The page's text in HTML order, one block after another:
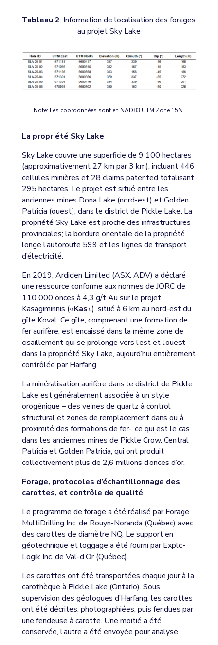
Tableau 2: Information de localisation des forages
au projet Sky Lake
Note: Les coordonnées sont en NAD83 UTM Zone 15N.
La propriété Sky Lake
Sky Lake couvre une superficie de 9 100 hectares
(approximativement 27 km par 3 km), incluant 446
cellules minières et 28 claims patented totalisant
295 hectares. Le projet est situé entre les
anciennes mines Dona Lake (nord-est) et Golden
Patricia (ouest), dans le district de Pickle Lake. La
propriété Sky Lake est proche des infrastructures
provinciales; la bordure orientale de la propriété
longe l’autoroute 599 et les lignes de transport
d’électricité.
En 2019, Ardiden Limited (ASX: ADV) a déclaré
une ressource conforme aux normes de JORC de
110 000 onces à 4,3 g/t Au sur le projet
Kasagiminnis («Kas»), situé à 6 km au nord-est du
gîte Koval. Ce gîte, comprenant une formation de
fer aurifère, est encaissé dans la même zone de
cisaillement qui se prolonge vers l’est et l’ouest
dans la propriété Sky Lake, aujourd’hui entièrement
contrôlée par Harfang.
La minéralisation aurifère dans le district de Pickle
Lake est généralement associée à un style
orogénique – des veines de quartz à control
structural et zones de remplacement dans ou à
proximité des formations de fer-, ce qui est le cas
dans les anciennes mines de Pickle Crow, Central
Patricia et Golden Patricia, qui ont produit
collectivement plus de 2,6 millions d’onces d’or.
Forage, protocoles d’échantillonnage des
carottes, et contrôle de qualité
Le programme de forage a été réalisé par Forage
MultiDrilling Inc. de Rouyn-Noranda (Québec) avec
des carottes de diamètre NQ. Le support en
géotechnique et loggage a été fourni par Explo-
Logik Inc. de Val-d’Or (Québec).
Les carottes ont été transportées chaque jour à la
carothèque à Pickle Lake (Ontario). Sous
supervision des géologues d’Harfang, les carottes
ont été décrites, photographiées, puis fendues par
une fendeuse à carotte. Une moitié a été
conservée, l’autre a été envoyée pour analyse.